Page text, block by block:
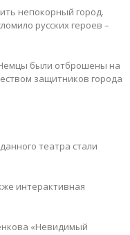
непокорный город.
русских героев –
Немцы были отброшены на
защитников города
театра стали
интерактивная
«Невидимый